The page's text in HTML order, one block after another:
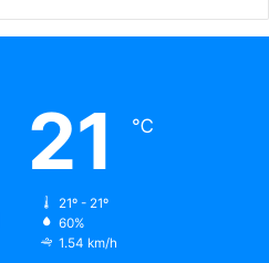
21 ℃
21º - 21º
60%
1.54 km/h